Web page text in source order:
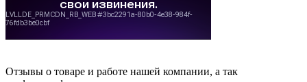
Отзывы о товаре и работе нашей компании, а так